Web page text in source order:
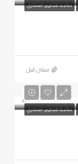
صالحة للتطوير العقاري
‏سنتين قبل
صالحة للتطوير العقاري